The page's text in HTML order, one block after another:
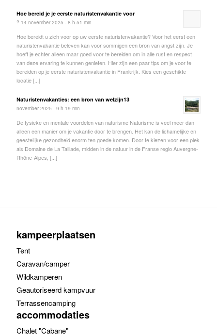
Hoe bereid je je eerste naturistenvakantie voor
? 14 november 2025 - 8 h 51 min
Hoe bereidt u zich voor op uw eerste naturistenvakantie? Voor het eerst een
naturistenvakantie beleven kan voor sommigen een bron van angst zijn. Je
hoeft je echter alleen maar goed voor te bereiden om in alle rust en respect
van deze ervaring te kunnen genieten. Hier zijn een paar tips om je voor te
bereiden op je eerste naturistenvakantie in Frankrijk. Kies een geschikte
locatie [...]
Naturistenvakanties: een bron van welzijn13
november 2025 - 9 h 19 min
De fysieke en mentale voordelen van naturisme Naturisme is veel meer dan
alleen een manier om je vakantie door te brengen. Het kan de lichamelijke en
geestelijke gezondheid enorm ten goede komen. Door te kiezen voor een plek
als Domaine de La Taillade, midden in de natuur in de Franse regio Auvergne-
Rhône-Alpes, [...]
kampeerplaatsen
Tent
Caravan/camper
Wildkamperen
Geautoriseerd kampvuur
Terrassencamping
accommodaties
Chalet "Cabane"